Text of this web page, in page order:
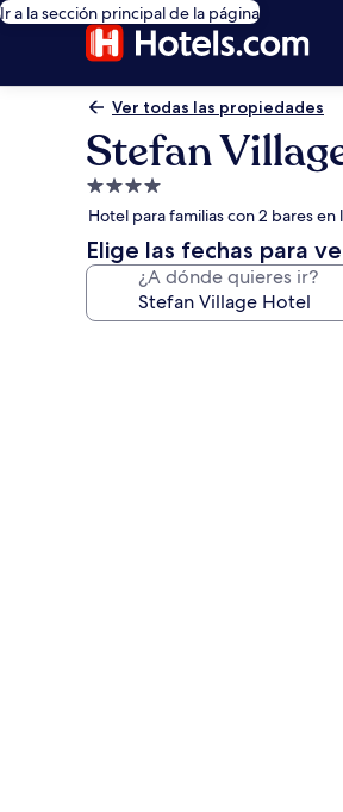
Ir a la sección principal de la página
Ver todas las propiedades
Stefan
Propiedad
de
4.0
estrellas
Hotel para familias con 2 bares
Elige las fechas para
¿A dónde quieres ir?